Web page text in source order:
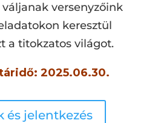
versenyzőink
keresztül
a titokzatos világot.
2025.06.30.
és jelentkezés